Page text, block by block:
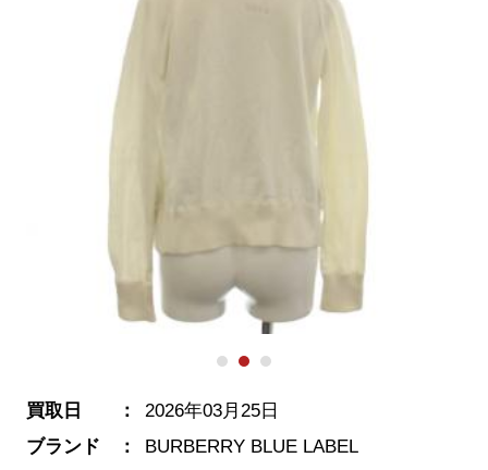
買取日
2026年03月25日
ブランド
BURBERRY BLUE LABEL